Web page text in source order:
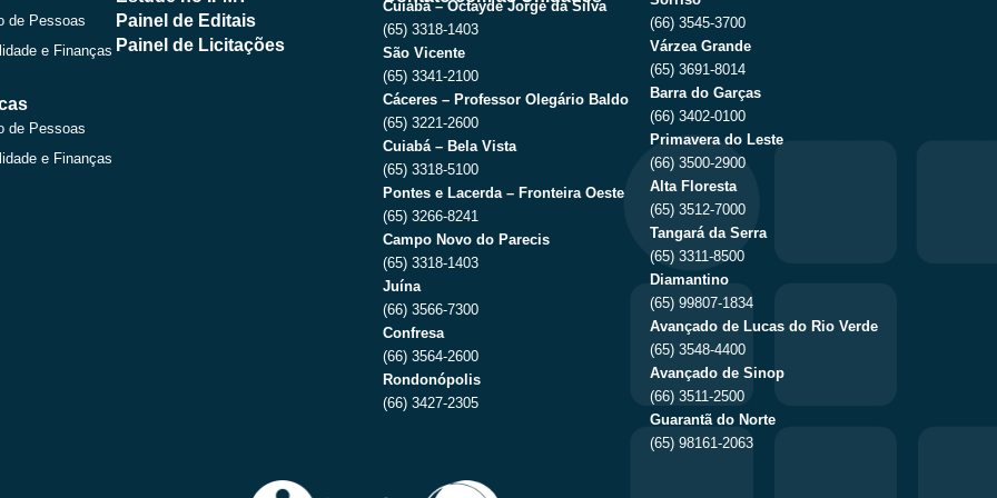
e
r
a
m
de Pessoas
e Finanças
de Pessoas
e Finanças
Painel de Editais
Painel de Licitações
Cuiabá – Octayde Jorge da Silva
(65) 3318-1403
São Vicente
(65) 3341-2100
Cáceres – Professor Olegário Baldo
(65) 3221-2600
Cuiabá – Bela Vista
(65) 3318-5100
Pontes e Lacerda – Fronteira Oeste
(65) 3266-8241
Campo Novo do Parecis
(65) 3318-1403
Juína
(66) 3566-7300
Confresa
(66) 3564-2600
Rondonópolis
(66) 3427-2305
(66) 3545-3700
Várzea Grande
(65) 3691-8014
Barra do Garças
(66) 3402-0100
Primavera do Leste
(66) 3500-2900
Alta Floresta
(65) 3512-7000
Tangará da Serra
(65) 3311-8500
Diamantino
(65) 99807-1834
Avançado de Lucas do Rio Verde
(65) 3548-4400
Avançado de Sinop
(66) 3511-2500
Guarantã do Norte
(65) 98161-2063